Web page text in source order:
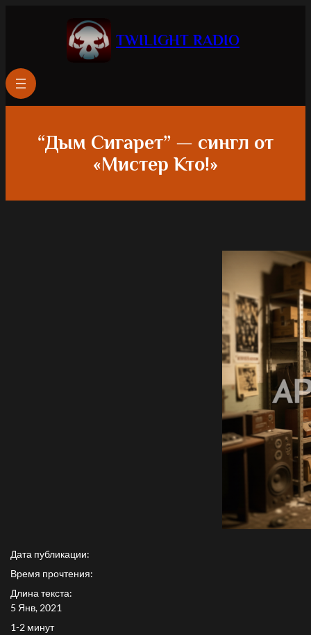
TWILIGHT RADIO
“Дым Сигарет” — сингл от
«Мистер Кто!»
Дата публикации:
Время прочтения:
Длина текста:
5 Янв, 2021
1-2 минут